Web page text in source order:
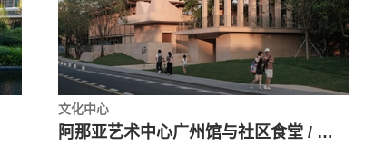
文化中心
阿那亚艺术中心广州馆与社区食堂 / 直向建筑